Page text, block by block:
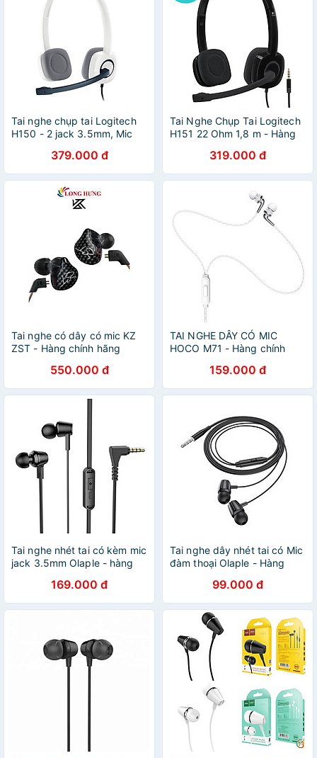
Tai nghe chụp tai Logitech
H150 - 2 jack 3.5mm, Mic
nổi - Hàng chính hãng - Màu
Trắng
379.000 đ
Tai Nghe Chụp Tai Logitech
H151 22 Ohm 1,8 m - Hàng
319.000 đ
Tai nghe có dây có mic KZ
ZST - Hàng chính hãng
550.000 đ
TAI NGHE DÂY CÓ MIC
HOCO M71 - Hàng chính
159.000 đ
Tai nghe nhét tai có kèm mic
jack 3.5mm Olaple - hàng
169.000 đ
Tai nghe dây nhét tai có Mic
đàm thoại Olaple - Hàng
99.000 đ